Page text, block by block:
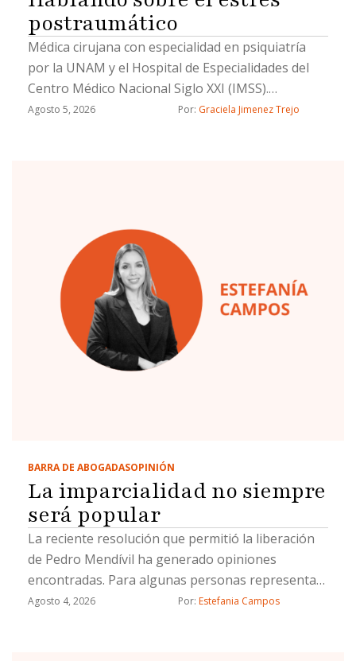
postraumático
Médica cirujana con especialidad en psiquiatría
por la UNAM y el Hospital de Especialidades del
Centro Médico Nacional Siglo XXI (IMSS).
Certificada por el Consejo Mexicano de Psiquiatría.
Agosto 5, 2026 Por: Graciela Jimenez Trejo
BARRA DE ABOGADASOPINIÓN
La imparcialidad no siempre
será popular
La reciente resolución que permitió la liberación
de Pedro Mendívil ha generado opiniones
encontradas. Para algunas personas representa
una decisión equivocada; para otras, una muestra
Agosto 4, 2026 Por: Estefania Campos